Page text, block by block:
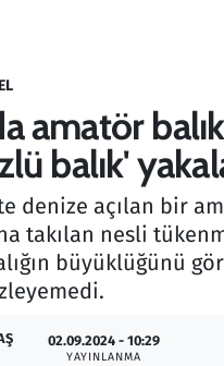
amatör
balık'
denize açılan bir
takılan nesli
büyüklüğünü
02.09.2024 - 10:29
YAYINLANMA